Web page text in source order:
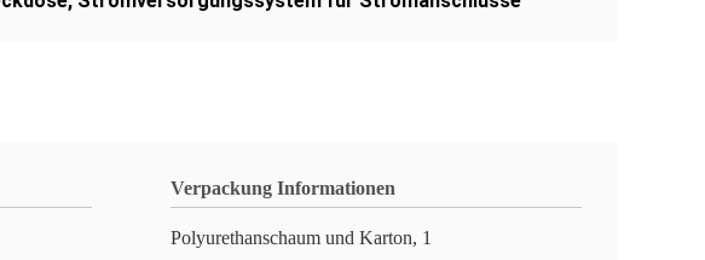
Verpackung Informationen
Polyurethanschaum und Karton, 1